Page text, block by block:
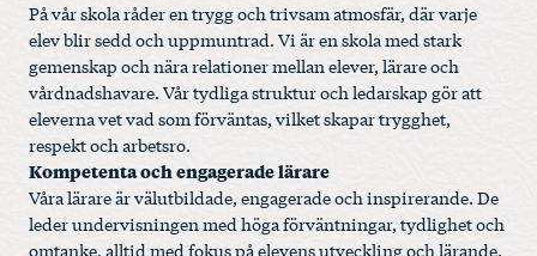
På vår skola råder en trygg och trivsam atmosfär, där varje
elev blir sedd och uppmuntrad. Vi är en skola med stark
gemenskap och nära relationer mellan elever, lärare och
vårdnadshavare. Vår tydliga struktur och ledarskap gör att
eleverna vet vad som förväntas, vilket skapar trygghet,
respekt och arbetsro.
Kompetenta och engagerade lärare
Våra lärare är välutbildade, engagerade och inspirerande. De
leder undervisningen med höga förväntningar, tydlighet och
omtanke, alltid med fokus på elevens utveckling och lärande.